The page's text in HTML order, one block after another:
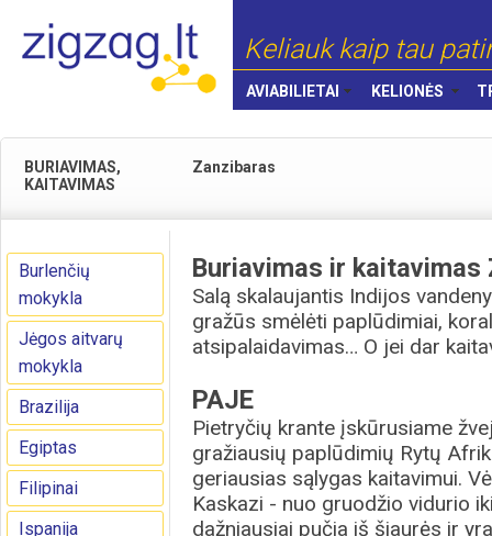
Keliauk kaip tau
AVIABILIETAI KELIONĖS
BURIAVIMAS,
KAITAVIMAS
Zanzibaras
Burlenčių
mokykla
Jėgos aitvarų
mokykla
Brazilija
Egiptas
Filipinai
Ispanija
Buriavimas ir kaitavimas
Salą skalaujantis Indijos
gražūs smėlėti paplūdimiai,
atsipalaidavimas… O jei dar
PAJE
Pietryčių krante įskūrusiame
gražiausių paplūdimių Rytų
geriausias sąlygas kaitavimui.
Kaskazi - nuo gruodžio vidurio
dažniausiai pučia iš šiaurės ir